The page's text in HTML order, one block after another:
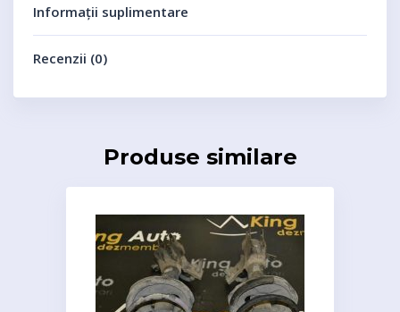
Informații suplimentare
Recenzii (0)
Produse similare